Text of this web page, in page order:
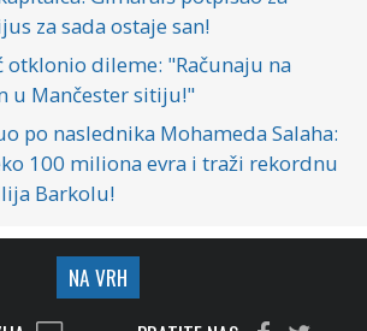
za sada ostaje san!
otklonio dileme: "Računaju na
u Mančester sitiju!"
po naslednika Mohameda Salaha:
100 miliona evra i traži rekordnu
Barkolu!
NA VRH